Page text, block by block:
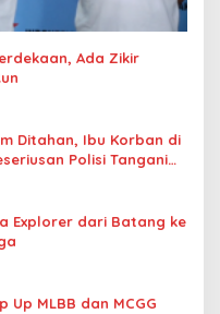
Ada Zikir
Ditahan, Ibu Korban di
Polisi Tangani
Hamil
Explorer dari Batang ke
Up MLBB dan MCGG